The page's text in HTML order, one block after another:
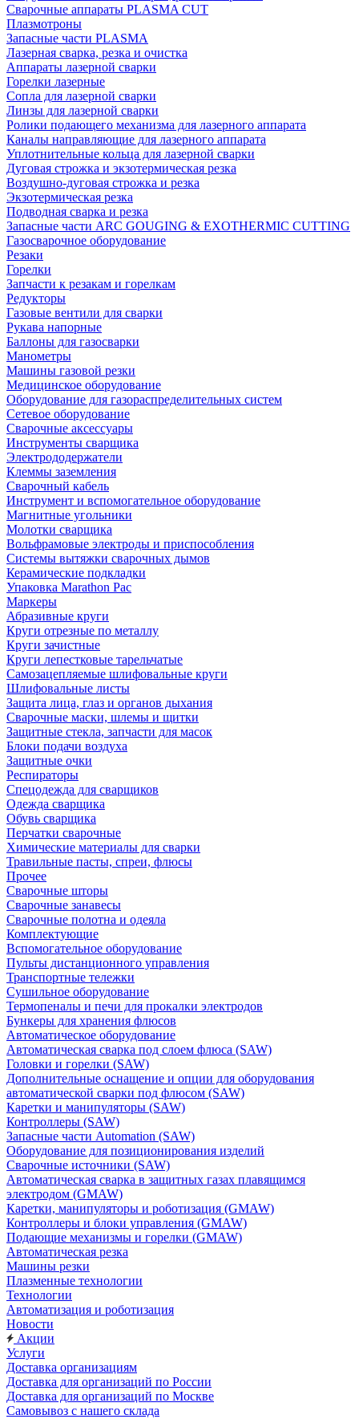
Сварочные аппараты PLASMA CUT
Плазмотроны
Запасные части PLASMA
Лазерная сварка, резка и очистка
Аппараты лазерной сварки
Горелки лазерные
Сопла для лазерной сварки
Линзы для лазерной сварки
Ролики подающего механизма для лазерного аппарата
Каналы направляющие для лазерного аппарата
Уплотнительные кольца для лазерной сварки
Дуговая строжка и экзотермическая резка
Воздушно-дуговая строжка и резка
Экзотермическая резка
Подводная сварка и резка
Запасные части ARC GOUGING & EXOTHERMIC CUTTING
Газосварочное оборудование
Резаки
Горелки
Запчасти к резакам и горелкам
Редукторы
Газовые вентили для сварки
Рукава напорные
Баллоны для газосварки
Манометры
Машины газовой резки
Медицинское оборудование
Оборудование для газораспределительных систем
Сетевое оборудование
Сварочные аксессуары
Инструменты сварщика
Электрододержатели
Клеммы заземления
Сварочный кабель
Инструмент и вспомогательное оборудование
Магнитные угольники
Молотки сварщика
Вольфрамовые электроды и приспособления
Системы вытяжки сварочных дымов
Керамические подкладки
Упаковка Marathon Pac
Маркеры
Абразивные круги
Круги отрезные по металлу
Круги зачистные
Круги лепестковые тарельчатые
Самозацепляемые шлифовальные круги
Шлифовальные листы
Защита лица, глаз и органов дыхания
Сварочные маски, шлемы и щитки
Защитные стекла, запчасти для масок
Блоки подачи воздуха
Защитные очки
Респираторы
Спецодежда для сварщиков
Одежда сварщика
Обувь сварщика
Перчатки сварочные
Химические материалы для сварки
Травильные пасты, спреи, флюсы
Прочее
Сварочные шторы
Сварочные занавесы
Сварочные полотна и одеяла
Комплектующие
Вспомогательное оборудование
Пульты дистанционного управления
Транспортные тележки
Сушильное оборудование
Термопеналы и печи для прокалки электродов
Бункеры для хранения флюсов
Автоматическое оборудование
Автоматическая сварка под слоем флюса (SAW)
Головки и горелки (SAW)
Дополнительные оснащение и опции для оборудования
автоматической сварки под флюсом (SAW)
Каретки и манипуляторы (SAW)
Контроллеры (SAW)
Запасные части Automation (SAW)
Оборудование для позиционирования изделий
Сварочные источники (SAW)
Автоматическая сварка в защитных газах плавящимся
электродом (GMAW)
Каретки, манипуляторы и роботизация (GMAW)
Контроллеры и блоки управления (GMAW)
Подающие механизмы и горелки (GMAW)
Автоматическая резка
Машины резки
Плазменные технологии
Технологии
Автоматизация и роботизация
Новости
Акции
Услуги
Доставка организациям
Доставка для организаций по России
Доставка для организаций по Москве
Самовывоз с нашего склада